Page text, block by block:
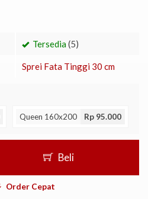
Tersedia(5)
Sprei Fata Tinggi 30 cm
Queen 160x200 Rp 95.000
Beli
Order Cepat